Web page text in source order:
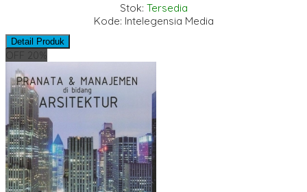
Stok: Tersedia
Kode: Intelegensia Media
Detail Produk
OFF 20%